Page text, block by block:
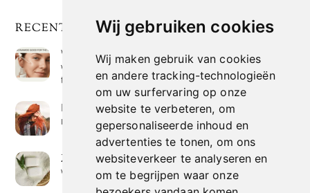
Wij gebruiken cookies
Wij maken gebruik van cookies
en andere tracking-technologieën
om uw surfervaring op onze
website te verbeteren, om
gepersonaliseerde inhoud en
advertenties te tonen, om ons
websiteverkeer te analyseren en
om te begrijpen waar onze
RECENTE POSTS
Wat is niacinamide? Voordelen, toepassingen en
waarom het overal in huidverzorgingsproducten
te vinden is
Hoe verf je haar op de meest natuurlijke manier
met henna kleuring
Zeep met een hoog vetgehalte: mythe of
werkelijkheid?